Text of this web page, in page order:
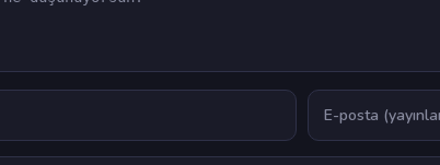
E-posta